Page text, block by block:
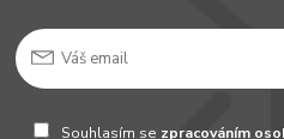
Souhlasím se zpracováním